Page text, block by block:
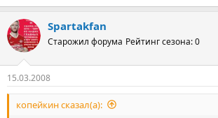
Spartakfan
Старожил форума Рейтинг сезона: 0
15.03.2008
копейкин сказал(а):